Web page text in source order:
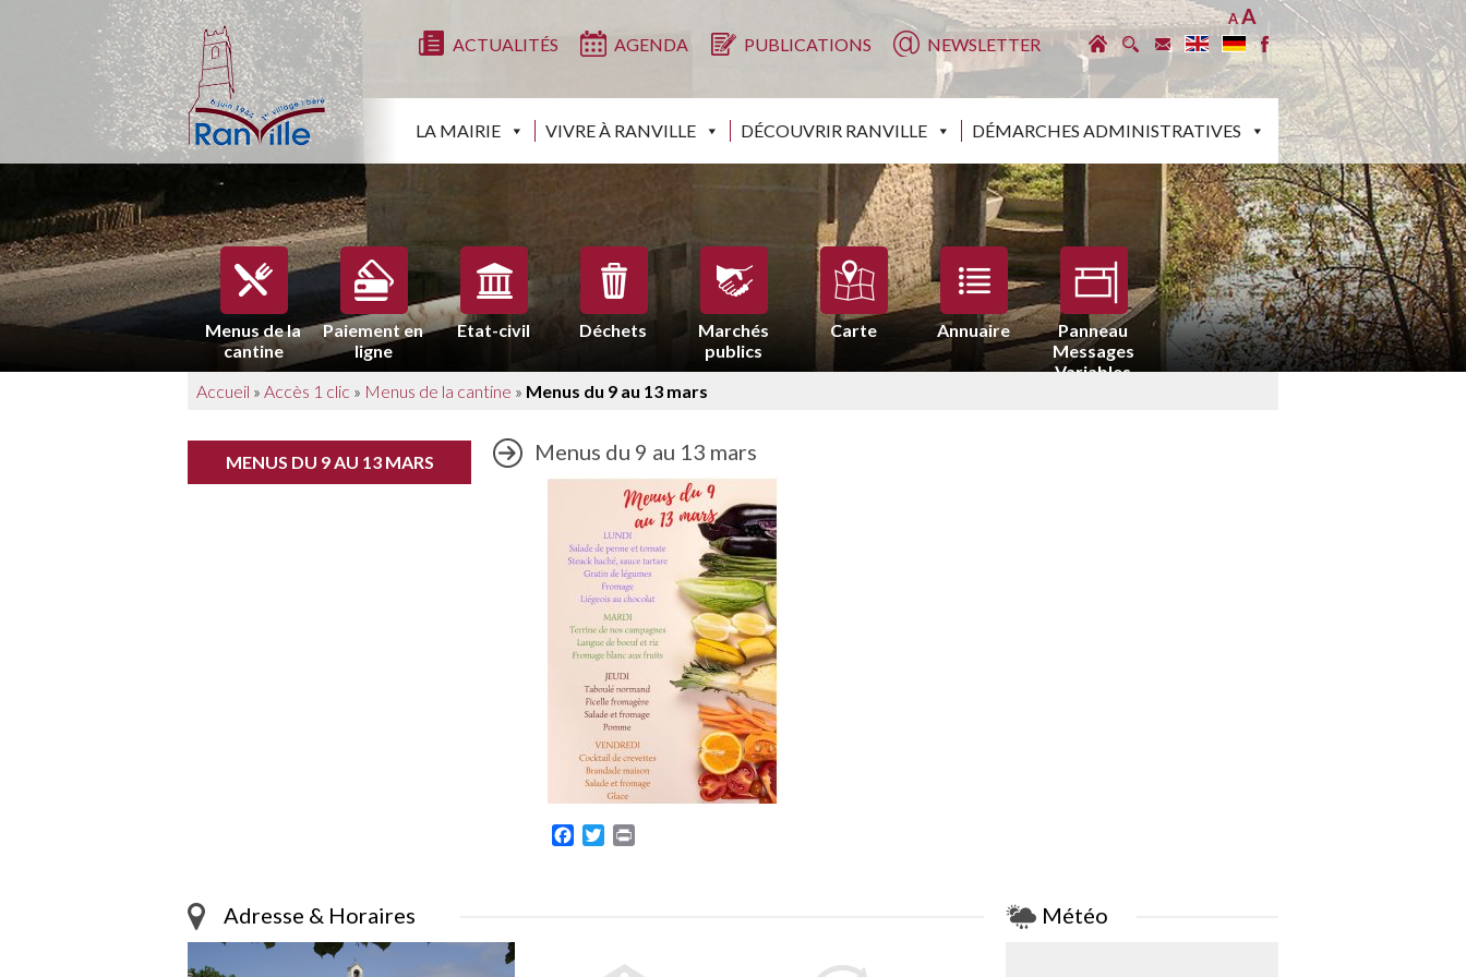
ACTUALITÉS AGENDA PUBLICATIONS NEWSLETTER
AA
LA MAIRIE VIVRE À RANVILLE DÉCOUVRIR RANVILLE DÉMARCHES ADMINISTRATIVES
Menus de la
cantine
Paiement en
ligne
Etat-civil Déchets
Marchés
publics
Carte Annuaire
Panneau
Messages
Variables
Accueil » Accès 1 clic » Menus de la cantine » Menus du 9 au 13 mars
MENUS DU 9 AU 13 MARS Menus du 9 au 13 mars
Facebook
Twitter
Adresse & Horaires Météo